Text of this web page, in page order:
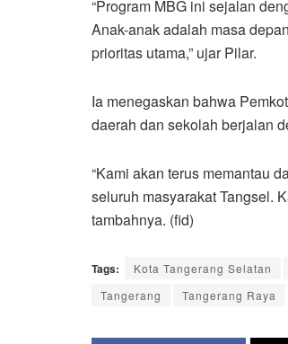
“Program MBG ini sejalan
Anak-anak adalah masa
prioritas utama,” ujar Pilar.
Ia menegaskan bahwa
daerah dan sekolah berjalan
“Kami akan terus memantau
seluruh masyarakat Tangsel.
tambahnya. (fid)
Tags: Kota Tangerang Selatan
Tangerang
Tangerang Raya